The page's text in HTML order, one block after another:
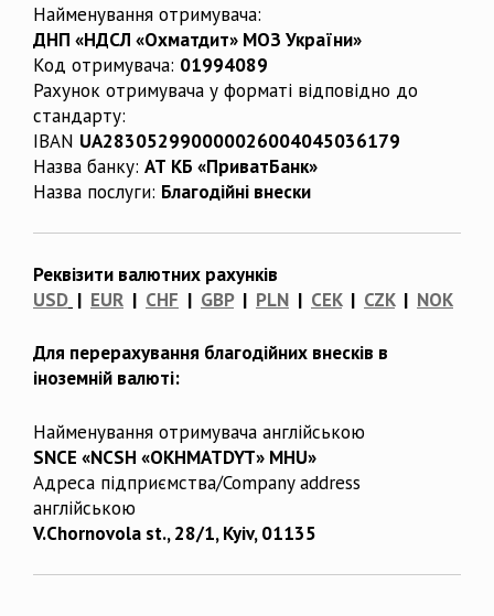
Найменування отримувача:
ДНП «НДСЛ «Охматдит» МОЗ України»
Код отримувача: 01994089
Рахунок отримувача у форматі відповідно до
стандарту:
IBAN UA283052990000026004045036179
Назва банку: АТ КБ «ПриватБанк»
Назва послуги: Благодійні внески
Реквізити валютних рахунків
USD | EUR | CHF | GBP| PLN | CEK| CZK| NOK
Для перерахування благодійних внесків в
іноземній валюті:
Найменування отримувача англійською
SNCE «NCSH «OKHMATDYT» MHU»
Адреса підприємства/Company address
англійською
V.Chornovola st., 28/1, Kyiv, 01135